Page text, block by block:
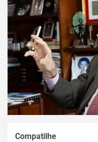
Compatilhe